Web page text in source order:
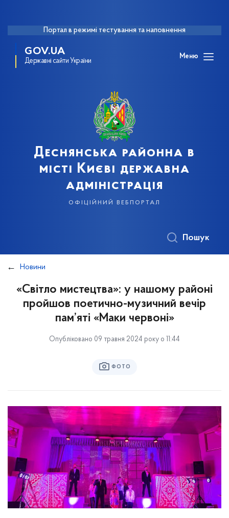
Портал в режимі тестування та наповнення
GOV.UA
Державні сайти України
Меню
Деснянська районна в
місті Києві державна
адміністрація
офіційний вебпортал
Пошук
Новини
«Світло мистецтва»: у нашому районі
пройшов поетично-музичний вечір
пам’яті «Маки червоні»
Опубліковано 09 травня 2024 року о 11:44
ФОТО